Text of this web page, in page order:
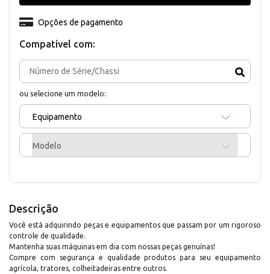
Compativel com:
ou selecione um modelo:
Equipamento
Modelo
Opções de pagamento
Descrição
Você está adquirindo peças e equipamentos que passam por um rigoroso
controle de qualidade.
Mantenha suas máquinas em dia com nossas peças genuínas!
Compre com segurança e qualidade produtos para seu equipamento
agrícola, tratores, colheitadeiras entre outros.